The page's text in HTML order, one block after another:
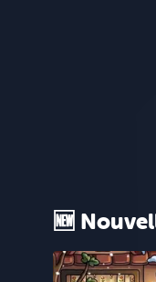
🆕